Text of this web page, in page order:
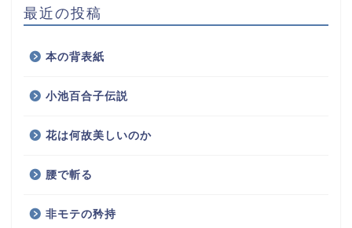
最近の投稿
本の背表紙
小池百合子伝説
花は何故美しいのか
腰で斬る
非モテの矜持